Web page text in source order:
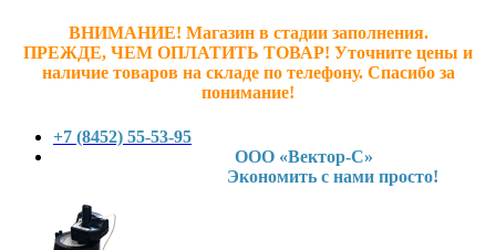
ВНИМАНИЕ! Магазин в стадии заполнения.
ПРЕЖДЕ, ЧЕМ ОПЛАТИТЬ ТОВАР! Уточните цены и
наличие товаров на складе по телефону. Спасибо за
понимание!
+7 (8452) 55-53-95
ООО «Вектор-С»
Экономить с нами просто!